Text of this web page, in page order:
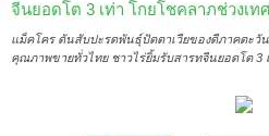
แม็คโคร ดันสับปะรดพันธุ์ปัตตาเวียของดีภาคตะวั
คุณภาพขายทั่วไทย ชาวไร่ยิ้มรับสารทจีนยอดโต 3